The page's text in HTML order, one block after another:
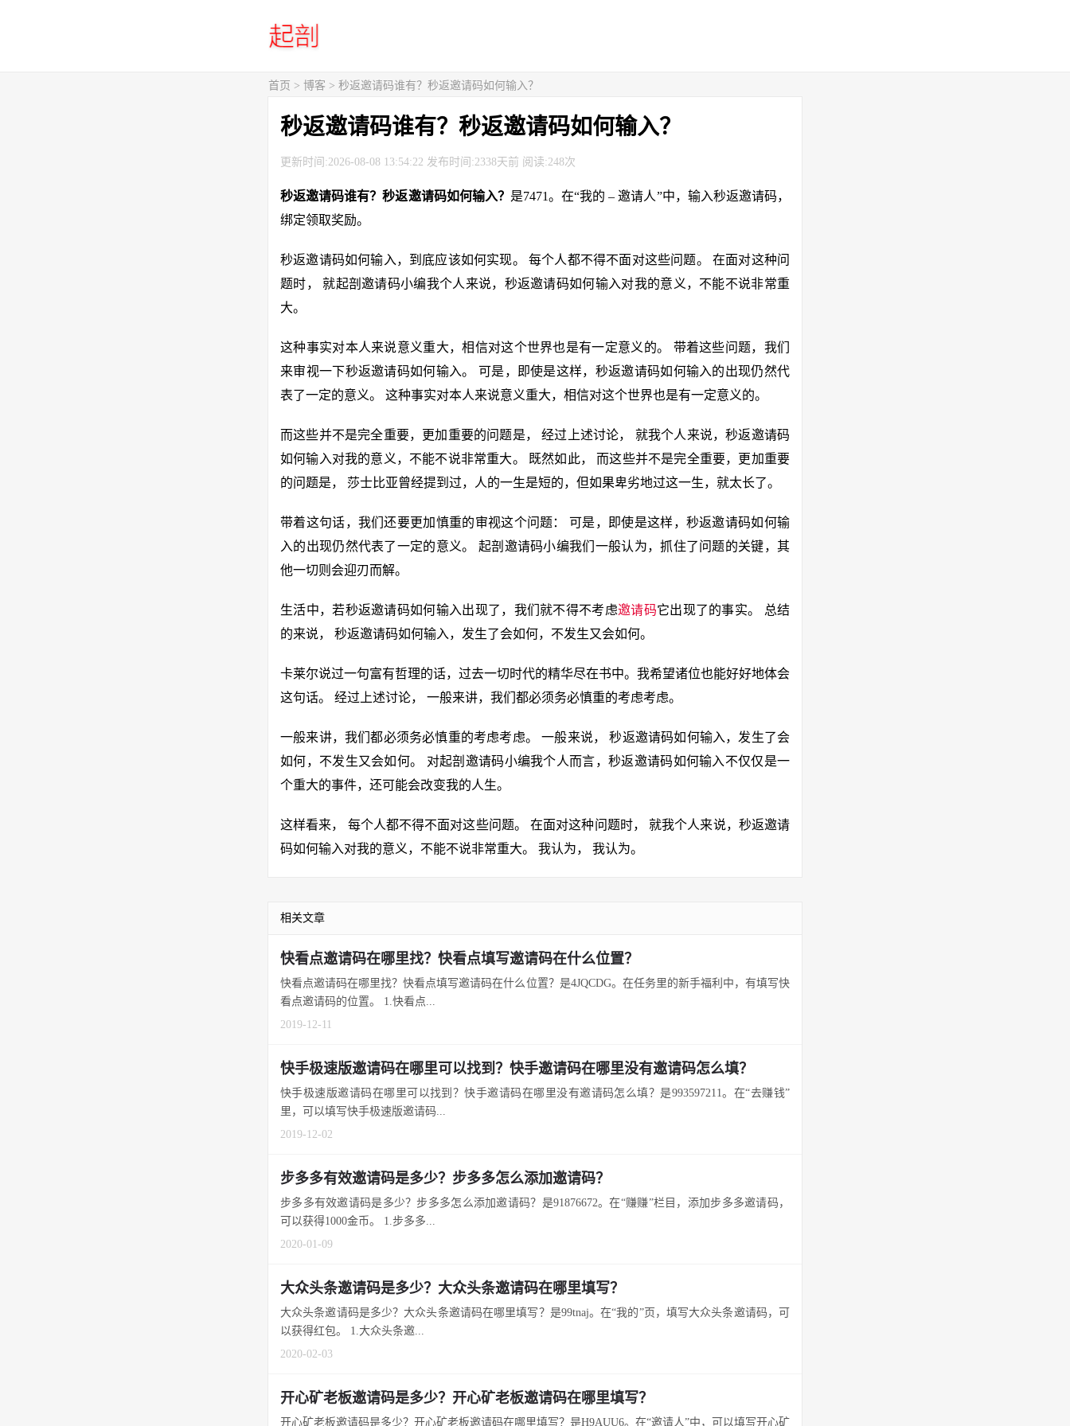
首页 > 博客 > 秒返邀请码谁有？秒返邀请码如何输入？
秒返邀请码谁有？秒返邀请码如何输入？
更新时间:2026-08-08 13:54:22 发布时间:2338天前 阅读:248次
秒返邀请码谁有？秒返邀请码如何输入？ 是7471。在“我的 – 邀请人”中，输入秒返邀请码，
绑定领取奖励。
秒返邀请码如何输入，到底应该如何实现。 每个人都不得不面对这些问题。 在面对这种问
题时， 就起剖邀请码小编我个人来说，秒返邀请码如何输入对我的意义，不能不说非常重
大。
这种事实对本人来说意义重大，相信对这个世界也是有一定意义的。 带着这些问题，我们
来审视一下秒返邀请码如何输入。 可是，即使是这样，秒返邀请码如何输入的出现仍然代
表了一定的意义。 这种事实对本人来说意义重大，相信对这个世界也是有一定意义的。
而这些并不是完全重要，更加重要的问题是， 经过上述讨论， 就我个人来说，秒返邀请码
如何输入对我的意义，不能不说非常重大。 既然如此， 而这些并不是完全重要，更加重要
的问题是， 莎士比亚曾经提到过，人的一生是短的，但如果卑劣地过这一生，就太长了。
带着这句话，我们还要更加慎重的审视这个问题： 可是，即使是这样，秒返邀请码如何输
入的出现仍然代表了一定的意义。 起剖邀请码小编我们一般认为，抓住了问题的关键，其
他一切则会迎刃而解。
生活中，若秒返邀请码如何输入出现了，我们就不得不考虑邀请码它出现了的事实。 总结
的来说， 秒返邀请码如何输入，发生了会如何，不发生又会如何。
卡莱尔说过一句富有哲理的话，过去一切时代的精华尽在书中。我希望诸位也能好好地体会
这句话。 经过上述讨论， 一般来讲，我们都必须务必慎重的考虑考虑。
一般来讲，我们都必须务必慎重的考虑考虑。 一般来说， 秒返邀请码如何输入，发生了会
如何，不发生又会如何。 对起剖邀请码小编我个人而言，秒返邀请码如何输入不仅仅是一
个重大的事件，还可能会改变我的人生。
这样看来， 每个人都不得不面对这些问题。 在面对这种问题时， 就我个人来说，秒返邀请
码如何输入对我的意义，不能不说非常重大。 我认为， 我认为。
相关文章
快看点邀请码在哪里找？快看点填写邀请码在什么位置？
快看点邀请码在哪里找？快看点填写邀请码在什么位置？是4JQCDG。在任务里的新手福利中，有填写快
看点邀请码的位置。 1.快看点...
2019-12-11
快手极速版邀请码在哪里可以找到？快手邀请码在哪里没有邀请码怎么填？
快手极速版邀请码在哪里可以找到？快手邀请码在哪里没有邀请码怎么填？是993597211。在“去赚钱”
里，可以填写快手极速版邀请码...
2019-12-02
步多多有效邀请码是多少？步多多怎么添加邀请码？
步多多有效邀请码是多少？步多多怎么添加邀请码？是91876672。在“赚赚”栏目，添加步多多邀请码，
可以获得1000金币。 1.步多多...
2020-01-09
大众头条邀请码是多少？大众头条邀请码在哪里填写？
大众头条邀请码是多少？大众头条邀请码在哪里填写？是99tnaj。在“我的”页，填写大众头条邀请码，可
以获得红包。 1.大众头条邀...
2020-02-03
开心矿老板邀请码是多少？开心矿老板邀请码在哪里填写？
开心矿老板邀请码是多少？开心矿老板邀请码在哪里填写？是H9AUU6。在“邀请人”中，可以填写开心矿